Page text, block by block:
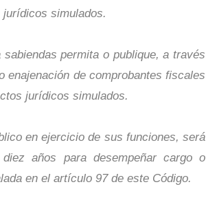
simulados.
permita o publique, a través
enajenación de comprobantes fiscales
jurídicos simulados.
en ejercicio de sus funciones, será
años para desempeñar cargo o
en el artículo 97 de este Código.